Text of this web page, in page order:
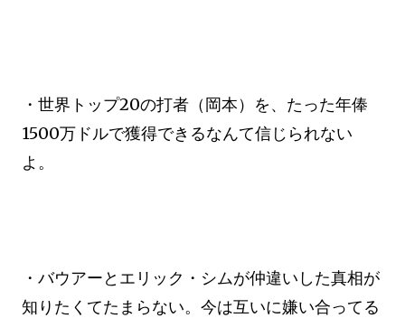
・世界トップ20の打者（岡本）を、たった年俸
1500万ドルで獲得できるなんて信じられない
よ。
・バウアーとエリック・シムが仲違いした真相が
知りたくてたまらない。今は互いに嫌い合ってる